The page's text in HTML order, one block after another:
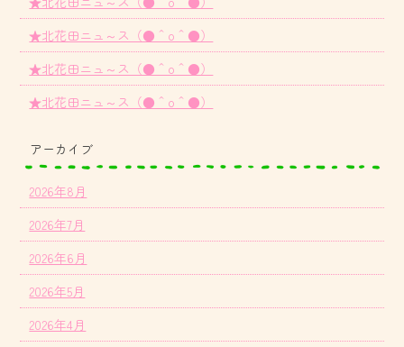
★北花田ニュ～ス（●＾o＾●）
★北花田ニュ～ス（●＾o＾●）
★北花田ニュ～ス（●＾o＾●）
アーカイブ
2026年8月
2026年7月
2026年6月
2026年5月
2026年4月